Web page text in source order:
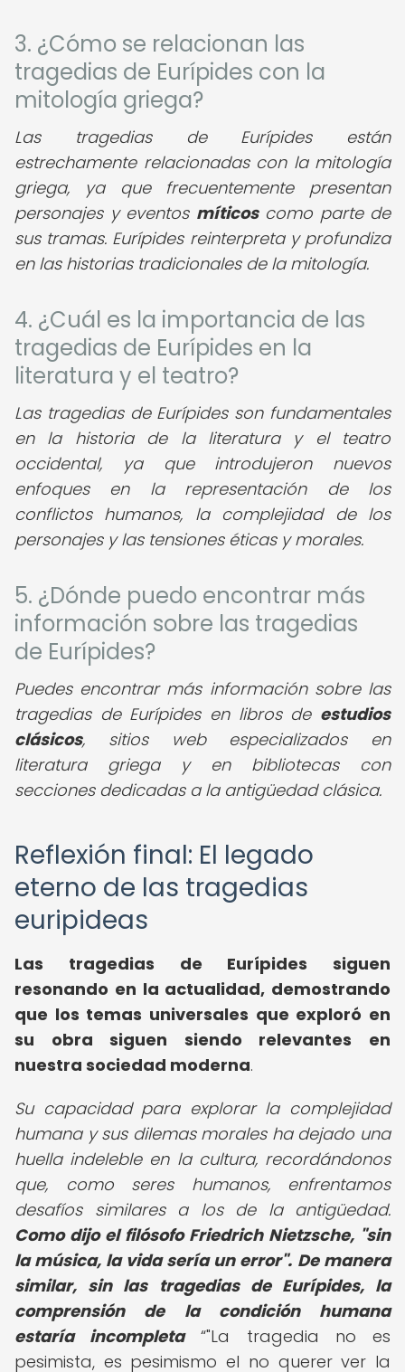
3. ¿Cómo se relacionan las
tragedias de Eurípides con la
mitología griega?
Las tragedias de Eurípides están
estrechamente relacionadas con la mitología
griega, ya que frecuentemente presentan
personajes y eventos míticoscomo parte de
sus tramas. Eurípides reinterpreta y profundiza
en las historias tradicionales de la mitología.
4. ¿Cuál es la importancia de las
tragedias de Eurípides en la
literatura y el teatro?
Las tragedias de Eurípides son fundamentales
en la historia de la literatura y el teatro
occidental, ya que introdujeron nuevos
enfoques en la representación de los
conflictos humanos, la complejidad de los
personajes y las tensiones éticas y morales.
5. ¿Dónde puedo encontrar más
información sobre las tragedias
de Eurípides?
Puedes encontrar más información sobre las
tragedias de Eurípides en libros de estudios
clásicos, sitios web especializados en
literatura griega y en bibliotecas con
secciones dedicadas a la antigüedad clásica.
Reflexión final: El legado
eterno de las tragedias
euripideas
Las tragedias de Eurípides siguen
resonando en la actualidad, demostrando
que los temas universales que exploró en
su obra siguen siendo relevantes en
nuestra sociedad moderna.
Su capacidad para explorar la complejidad
humana y sus dilemas morales ha dejado una
huella indeleble en la cultura, recordándonos
que, como seres humanos, enfrentamos
desafíos similares a los de la antigüedad.
Como dijo el filósofo Friedrich Nietzsche, "sin
la música, la vida sería un error". De manera
similar, sin las tragedias de Eurípides, la
comprensión de la condición humana
estaría incompleta
"La tragedia no es
pesimista, es pesimismo el no querer ver la